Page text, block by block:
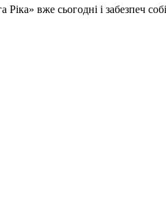
вже сьогодні і забезпеч